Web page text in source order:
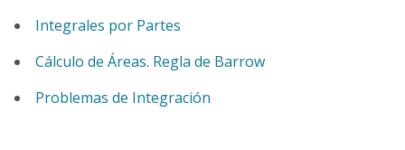
Integrales por Partes
Cálculo de Áreas. Regla de Barrow
Problemas de Integración